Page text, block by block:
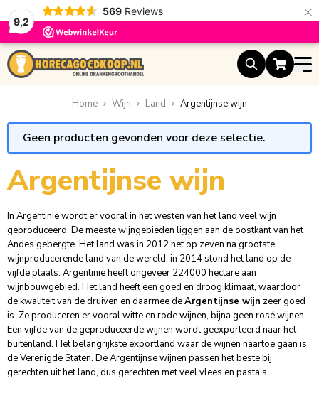
9,2
569 Reviews ×
Ga naar de inhoud
Home Wijn Land Argentijnse wijn
Geen producten gevonden voor deze selectie.
Argentijnse wijn
In Argentinië wordt er vooral in het westen van het land veel wijn
geproduceerd. De meeste wijngebieden liggen aan de oostkant van het
Andes gebergte. Het land was in 2012 het op zeven na grootste
wijnproducerende land van de wereld, in 2014 stond het land op de
vijfde plaats. Argentinië heeft ongeveer 224000 hectare aan
wijnbouwgebied. Het land heeft een goed en droog klimaat, waardoor
de kwaliteit van de druiven en daarmee deArgentijnse wijn zeer goed
is. Ze produceren er vooral witte en rode wijnen, bijna geen rosé wijnen.
Een vijfde van de geproduceerde wijnen wordt geëxporteerd naar het
buitenland. Het belangrijkste exportland waar de wijnen naartoe gaan is
de Verenigde Staten. DeArgentijnse wijnen passen het beste bij
gerechten uit het land, dus gerechten met veel vlees en pasta’s.